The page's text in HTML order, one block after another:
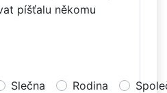
píšťalu někomu
Slečna Rodina